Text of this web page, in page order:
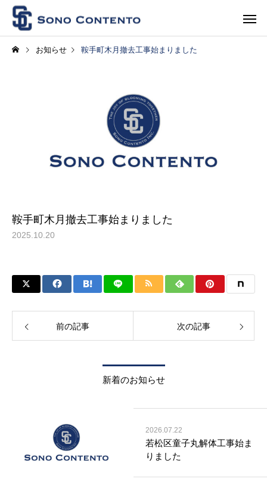
お知らせ 鞍手町木月撤去工事始まりました
鞍手町木月撤去工事始まりました
2025.10.20
前の記事 次の記事
新着のお知らせ
2026.07.22
若松区童子丸解体工事始ま
りました